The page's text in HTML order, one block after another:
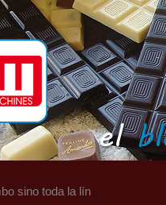
sino toda la lín